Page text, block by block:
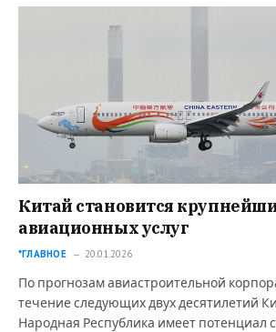
Китай становится
авиационных услуг
*ГЛАВНОЕ 20.01.2026
По прогнозам авиастроительной
течение следующих двух десятилетий
Народная Республика имеет потенциал